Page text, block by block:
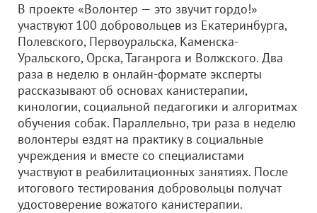
В проекте «Волонтер — это звучит гордо!»
участвуют 100 добровольцев из Екатеринбурга,
Полевского, Первоуральска, Каменска-
Уральского, Орска, Таганрога и Волжского. Два
раза в неделю в онлайн-формате эксперты
рассказывают об основах канистерапии,
кинологии, социальной педагогики и алгоритмах
обучения собак. Параллельно, три раза в неделю
волонтеры ездят на практику в социальные
учреждения и вместе со специалистами
участвуют в реабилитационных занятиях. После
итогового тестирования добровольцы получат
удостоверение вожатого канистерапии.